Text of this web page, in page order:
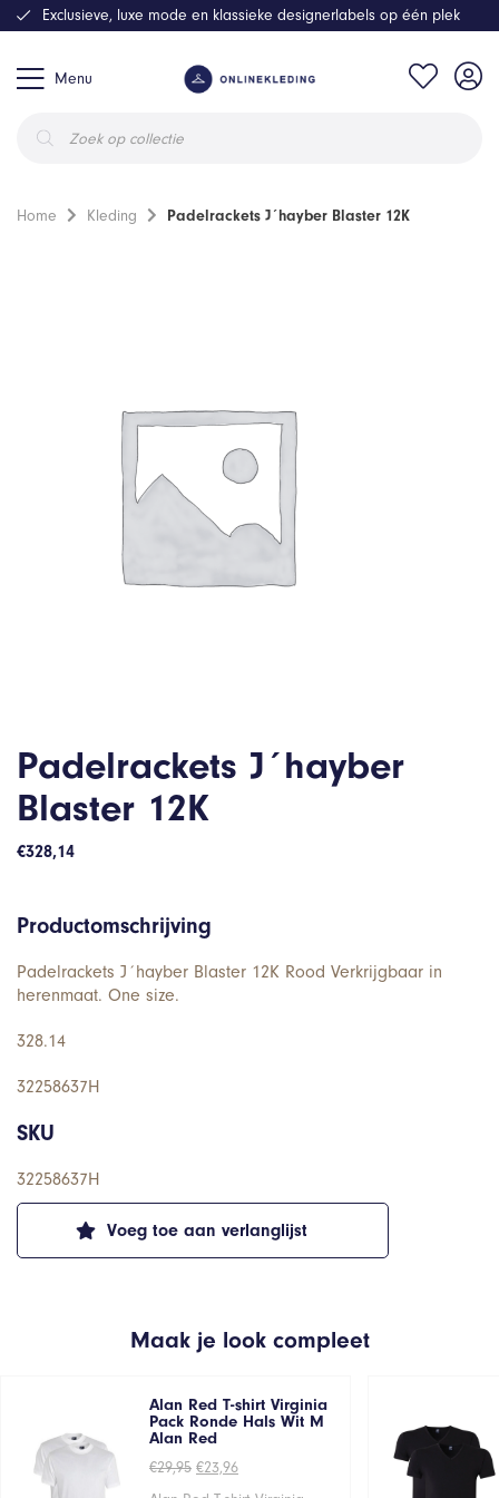
Menu
zoeken
Exclusieve, luxe mode en klassieke designerlabels op één plek
Home Kleding Padelrackets J´hayber Blaster 12K
Padelrackets J´hayber
Blaster 12K
€328,14
Voeg toe aan verlanglijst
Productomschrijving
Padelrackets J´hayber Blaster 12K Rood Verkrijgbaar in
herenmaat. One size.
328.14
32258637H
SKU
32258637H
Maak je look compleet
Alan Red T-shirt Virginia
Pack Ronde Hals Wit M
Alan Red
€29,95 Oorspronkelijke
€23,96Huidige